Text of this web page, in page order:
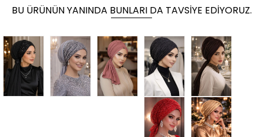
BU ÜRÜNÜN YANINDA BUNLARI DA TAVSIYE EDIYORUZ.